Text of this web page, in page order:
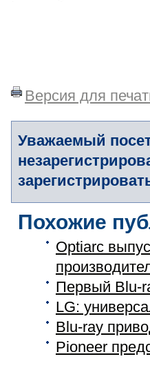
Версия для
Уважаемый
Похожие
Optiarc
Первый Blu-
LG:
Blu-ray
Pioneer